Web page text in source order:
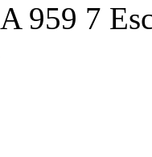
A 959 7